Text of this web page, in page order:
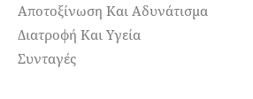
Αποτοξίνωση Και Αδυνάτισμα
Διατροφή Και Υγεία
Συνταγές